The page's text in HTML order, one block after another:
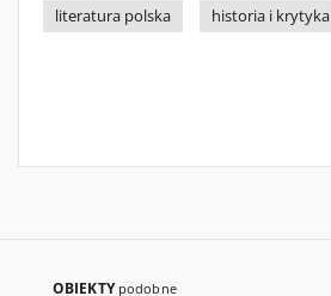
literatura polska
historia i krytyka
OBIEKTY podobne